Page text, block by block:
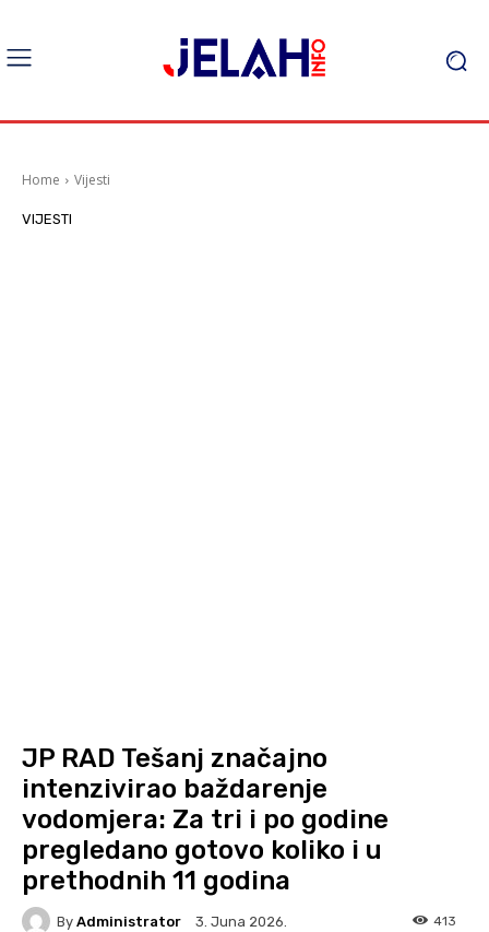
Home Vijesti
VIJESTI
JP RAD Tešanj značajno
intenzivirao baždarenje
vodomjera: Za tri i po godine
pregledano gotovo koliko i u
prethodnih 11 godina
By Administrator 3. Juna 2026. 413